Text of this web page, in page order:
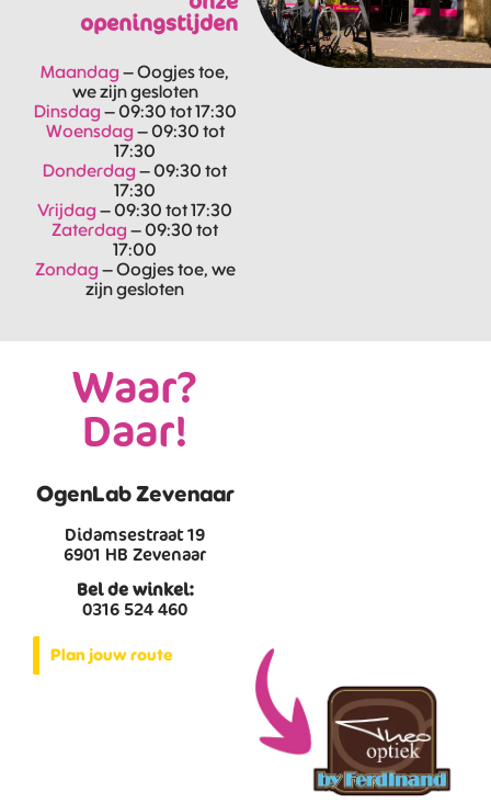
Waar?
Daar!
OgenLab Zevenaar
Didamsestraat 19
6901 HB Zevenaar
Bel de winkel:
0316 524 460
openingstijden
Maandag– Oogjes toe,
we zijn gesloten
Dinsdag – 09:30 tot 17:30
Woensdag – 09:30 tot
17:30
Donderdag– 09:30 tot
17:30
Vrijdag– 09:30 tot 17:30
Zaterdag– 09:30 tot
17:00
Zondag – Oogjes toe, we
zijn gesloten
Plan jouw route